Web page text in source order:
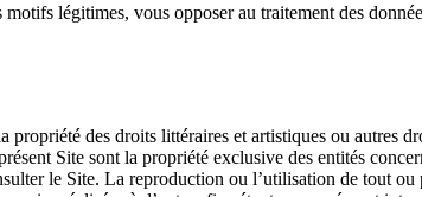
légitimes, vous opposer au traitement des
propriété des droits littéraires et artistiques ou autres
Site sont la propriété exclusive des entités
le Site. La reproduction ou l’utilisation de tout